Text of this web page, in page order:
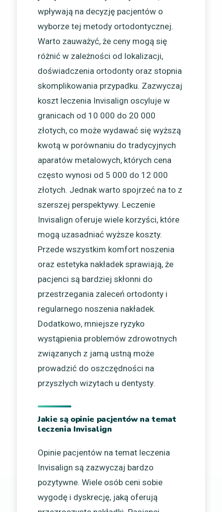
wpływają na decyzję pacjentów o
wyborze tej metody ortodontycznej.
Warto zauważyć, że ceny mogą się
różnić w zależności od lokalizacji,
doświadczenia ortodonty oraz stopnia
skomplikowania przypadku. Zazwyczaj
koszt leczenia Invisalign oscyluje w
granicach od 10 000 do 20 000
złotych, co może wydawać się wyższą
kwotą w porównaniu do tradycyjnych
aparatów metalowych, których cena
często wynosi od 5 000 do 12 000
złotych. Jednak warto spojrzeć na to z
szerszej perspektywy. Leczenie
Invisalign oferuje wiele korzyści, które
mogą uzasadniać wyższe koszty.
Przede wszystkim komfort noszenia
oraz estetyka nakładek sprawiają, że
pacjenci są bardziej skłonni do
przestrzegania zaleceń ortodonty i
regularnego noszenia nakładek.
Dodatkowo, mniejsze ryzyko
wystąpienia problemów zdrowotnych
związanych z jamą ustną może
prowadzić do oszczędności na
przyszłych wizytach u dentysty.
Jakie są opinie pacjentów na temat
leczenia Invisalign
Opinie pacjentów na temat leczenia
Invisalign są zazwyczaj bardzo
pozytywne. Wiele osób ceni sobie
wygodę i dyskrecję, jaką oferują